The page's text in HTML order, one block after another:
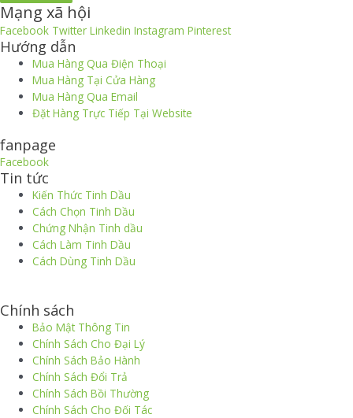
Mạng xã hội
Facebook Twitter Linkedin Instagram Pinterest
Hướng dẫn
Mua Hàng Qua Điện Thoại
Mua Hàng Tại Cửa Hàng
Mua Hàng Qua Email
Đặt Hàng Trực Tiếp Tại Website
fanpage
Facebook
Tin tức
Kiến Thức Tinh Dầu
Cách Chọn Tinh Dầu
Chứng Nhận Tinh dầu
Cách Làm Tinh Dầu
Cách Dùng Tinh Dầu
Chính sách
Bảo Mật Thông Tin
Chính Sách Cho Đại Lý
Chính Sách Bảo Hành
Chính Sách Đổi Trả
Chính Sách Bồi Thường
Chính Sách Cho Đối Tác